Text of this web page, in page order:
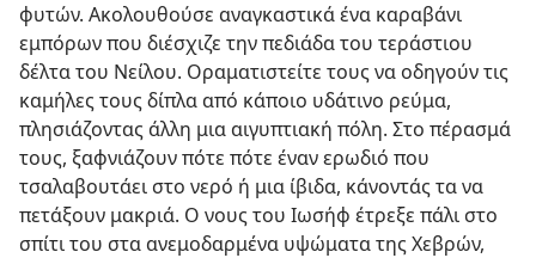
φυτών. Ακολουθούσε αναγκαστικά ένα καραβάνι
εμπόρων που διέσχιζε την πεδιάδα του τεράστιου
δέλτα του Νείλου. Οραματιστείτε τους να οδηγούν τις
καμήλες τους δίπλα από κάποιο υδάτινο ρεύμα,
πλησιάζοντας άλλη μια αιγυπτιακή πόλη. Στο πέρασμά
τους, ξαφνιάζουν πότε πότε έναν ερωδιό που
τσαλαβουτάει στο νερό ή μια ίβιδα, κάνοντάς τα να
πετάξουν μακριά. Ο νους του Ιωσήφ έτρεξε πάλι στο
σπίτι του στα ανεμοδαρμένα υψώματα της Χεβρών,